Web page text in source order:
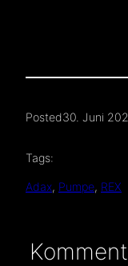
Posted30. Juni
Tags:
Adax, Pumpe, REX